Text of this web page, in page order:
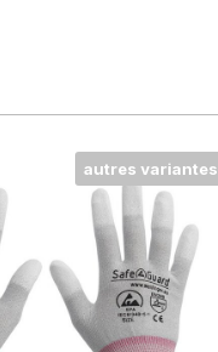
autres variantes